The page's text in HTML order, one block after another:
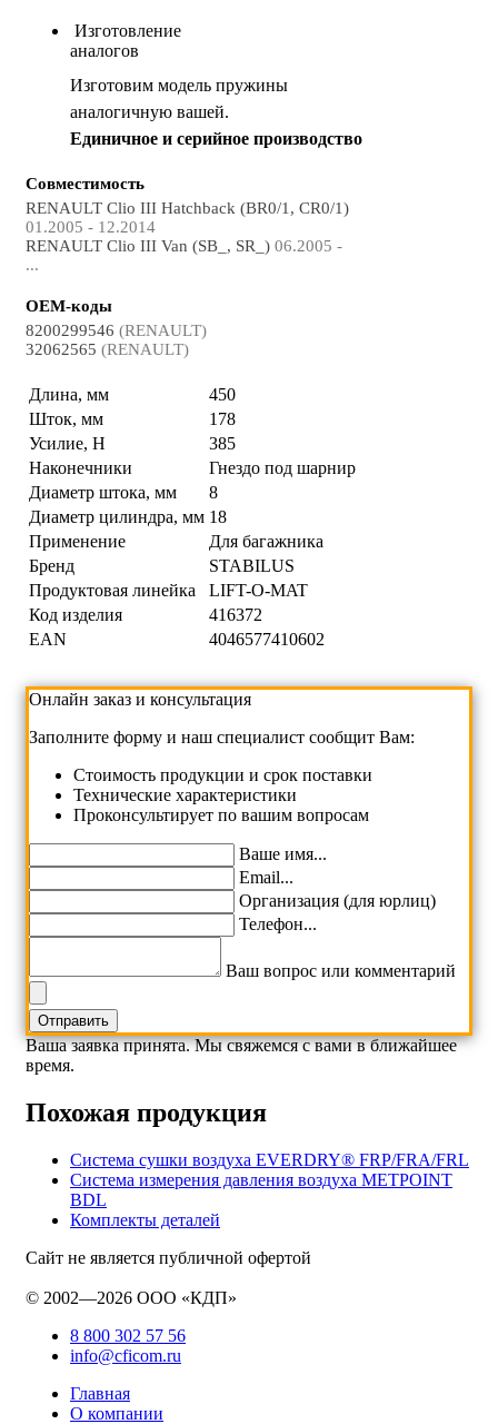
Изготовление
аналогов
Изготовим модель пружины
аналогичную вашей.
Единичное и серийное производство
Совместимость
RENAULT Clio III Hatchback (BR0/1, CR0/1)
01.2005 - 12.2014
RENAULT Clio III Van (SB_, SR_) 06.2005 -
...
OEM-коды
8200299546 (RENAULT)
32062565 (RENAULT)
Длина, мм
450
Шток, мм
178
Усилие, Н
385
Наконечники
Гнездо под шарнир
Диаметр штока, мм
8
Диаметр цилиндра, мм 18
Применение
Для багажника
Бренд
STABILUS
Продуктовая линейка
LIFT-O-MAT
Код изделия
416372
EAN
4046577410602
Онлайн заказ и консультация
Заполните форму и наш специалист сообщит Вам:
Cтоимость продукции и срок поставки
Технические характеристики
Проконсультирует по вашим вопросам
Ваше имя...
Email...
Организация (для юрлиц)
Телефон...
Ваш вопрос или комментарий
Ваша заявка принята. Мы свяжемся с вами в ближайшее
время.
Похожая продукция
Система сушки воздуха EVERDRY® FRP/FRA/FRL
Система измерения давления воздуха METPOINT
BDL
Комплекты деталей
Сайт не является публичной офертой
© 2002—2026 ООО «КДП»
8 800 302 57 56
info@cficom.ru
Главная
О компании